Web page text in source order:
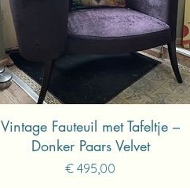
Vintage Fauteuil met Tafeltje –
Donker Paars Velvet
Prijs
€ 495,00